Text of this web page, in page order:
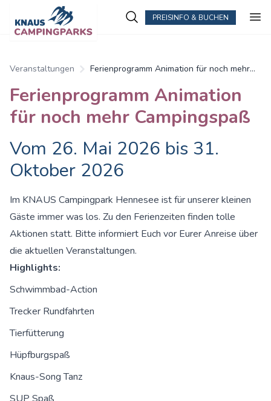
PREISINFO & BUCHEN
Veranstaltungen
Ferienprogramm Animation für noch mehr
Ferienprogramm Animation
für noch mehr Campingspaß
Vom 26. Mai 2026 bis 31.
Oktober 2026
Im KNAUS Campingpark Hennesee ist für unserer kleinen
Gäste immer was los. Zu den Ferienzeiten finden tolle
Aktionen statt. Bitte informiert Euch vor Eurer Anreise über
die aktuellen Veranstaltungen.
Highlights:
Schwimmbad-Action
Trecker Rundfahrten
Tierfütterung
Hüpfburgspaß
Knaus-Song Tanz